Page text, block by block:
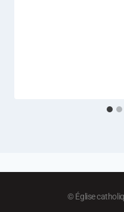
© Église